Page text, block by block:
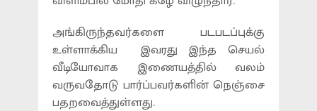
அங்கிருந்தவர்களை படபடப்புக்கு
உள்ளாக்கிய இவரது இந்த செயல்
வீடியோவாக இணையத்தில் வலம்
வருவதோடு பார்ப்பவர்களின் நெஞ்சை
பதறவைத்துள்ளது.